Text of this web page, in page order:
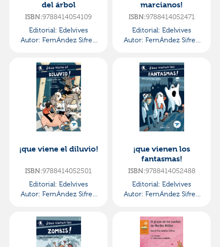
del árbol
ISBN:9788414054109
Editorial: Edelvives
Autor: FernÁndez Sifres,
marcianos!
ISBN:9788414052471
Editorial: Edelvives
Autor: FernÁndez Sifres,
¡que viene el diluvio!
ISBN:9788414052501
Editorial: Edelvives
Autor: FernÁndez Sifres,
¡que vienen los
fantasmas!
ISBN:9788414052488
Editorial: Edelvives
Autor: FernÁndez Sifres,